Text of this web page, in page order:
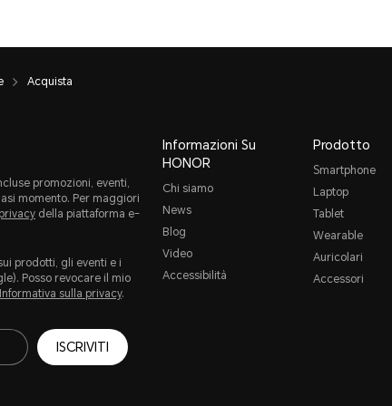
Acquista
promozioni, eventi,
momento. Per maggiori
della piattaforma e-
prodotti, gli eventi e i
Posso revocare il mio
Informativa sulla privacy.
ISCRIVITI
Informazioni Su
HONOR
Chi siamo
News
Blog
Video
Accessibilità
Prodotto
Smartphone
Laptop
Tablet
Wearable
Auricolari
Accessori